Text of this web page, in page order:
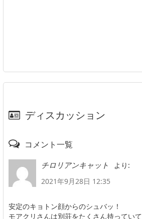
ディスカッション
コメント一覧
チロリアンキャット
より:
2021年9月28日 12:35
安定のキョトン顔からのシュバッ！
モアクリさんは別荘をたくさん持っていて